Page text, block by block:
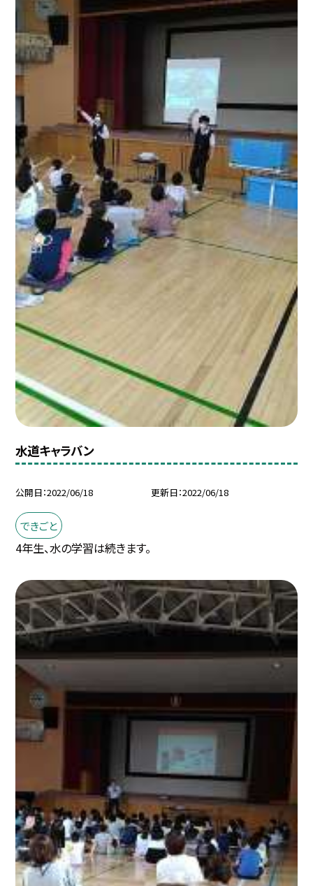
水道キャラバン
公開日 2022/06/18 更新日 2022/06/18
できごと
4年生、水の学習は続きます。